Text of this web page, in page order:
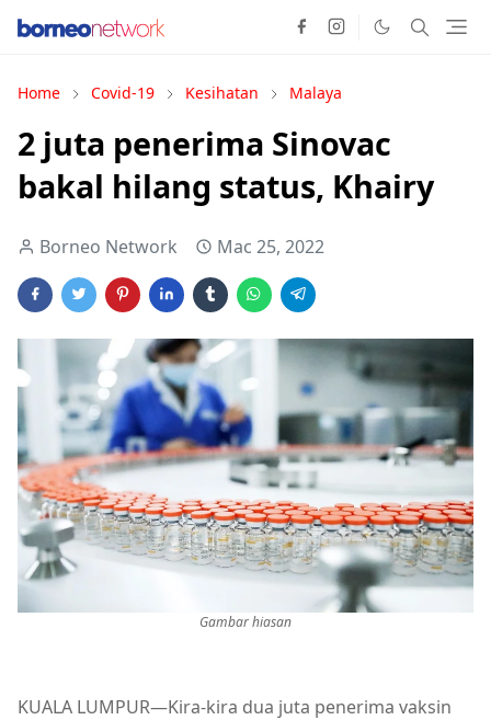
Home Covid-19 Kesihatan Malaya
2 juta penerima Sinovac
bakal hilang status, Khairy
Borneo Network Mac 25, 2022
Gambar hiasan
KUALA LUMPUR—Kira-kira dua juta penerima vaksin